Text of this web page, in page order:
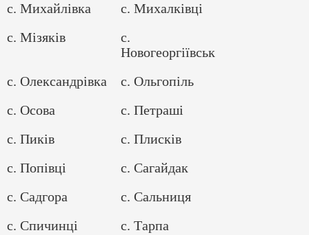
с. Михайлівка
с. Михалківці
с. Мізяків
с.
Новогеоргіївськ
с. Олександрівка
с. Ольгопіль
с. Осова
с. Петраші
с. Пиків
с. Плисків
с. Попівці
с. Сагайдак
с. Садгора
с. Сальниця
с. Спичинці
с. Тарпа